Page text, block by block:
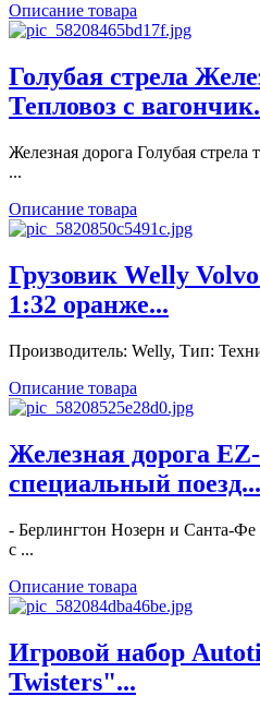
Описание товара
Голубая стрела
Тепловоз с
Железная дорога Голубая стрела
...
Описание товара
Грузовик Welly
1:32 оранже...
Производитель: Welly, Тип:
Описание товара
Железная дорога
специальный поезд...
- Берлингтон Нозерн и Санта-Фе
с ...
Описание товара
Игровой набор
Twisters"...